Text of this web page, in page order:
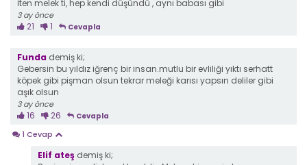
İten melek ti, hep kendi düşündü , aynı babası gibi
3 ay önce
21 1 Cevapla
Funda demiş ki;
Gebersin bu yıldız iğrenç bir insan.mutlu bir evliliği yıktı serhatt
köpek gibi pişman olsun tekrar meleği karısı yapsın deliler gibi
aşık olsun
3 ay önce
16 26 Cevapla
1 Cevap
Elif ateş demiş ki;